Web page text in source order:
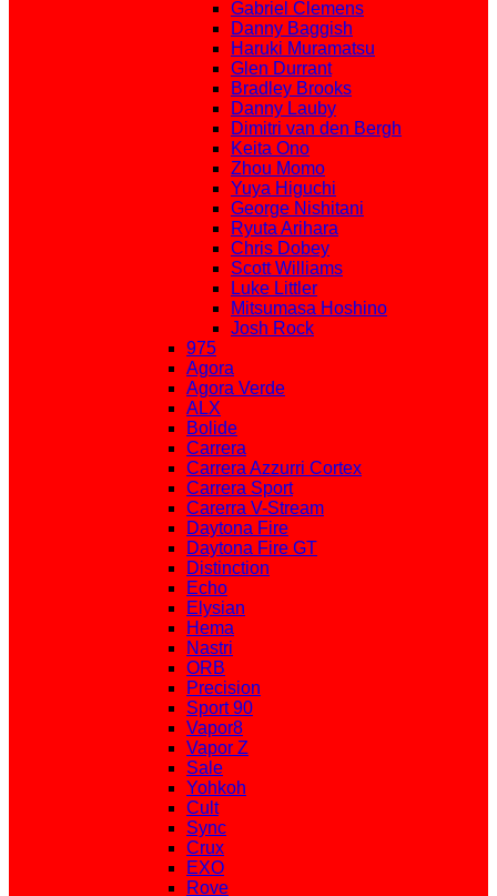
Gabriel Clemens
Danny Baggish
Haruki Muramatsu
Glen Durrant
Bradley Brooks
Danny Lauby
Dimitri van den Bergh
Keita Ono
Zhou Momo
Yuya Higuchi
George Nishitani
Ryuta Arihara
Chris Dobey
Scott Williams
Luke Littler
Mitsumasa Hoshino
Josh Rock
975
Agora
Agora Verde
ALX
Bolide
Carrera
Carrera Azzurri Cortex
Carrera Sport
Carerra V-Stream
Daytona Fire
Daytona Fire GT
Distinction
Echo
Elysian
Hema
Nastri
ORB
Precision
Sport 90
Vapor8
Vapor Z
Sale
Yohkoh
Cult
Sync
Crux
EXO
Rove